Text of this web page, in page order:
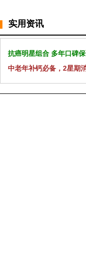
实用资讯
抗癌明星组合 多年口碑
中老年补钙必备，2星期